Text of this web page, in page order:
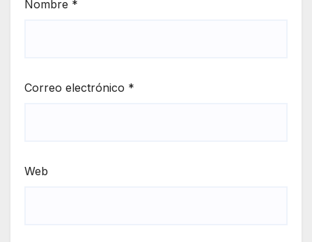
Nombre *
Correo electrónico *
Web